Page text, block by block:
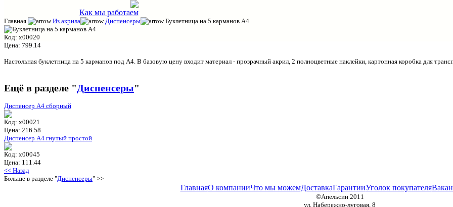
Как мы работаем
Главная Из акрила Диспенсеры Буклетница на 5 карманов А4
Код: x00020
Цена: 799.14
Настольная буклетница на 5 карманов под А4. В базовую цену входит материал - прозрачный акрил, 2 полноцветные наклейки, картонная коробка для
Ещё в разделе "Диспенсеры"
Диспенсер А4 сборный
Код: x00021
Цена: 216.58
Диспенсер А4 гнутый простой
Код: x00045
Цена: 111.44
<< Назад
Больше в разделе "Диспенсеры" >>
ГлавнаяО компанииЧто мы можемДоставкаГарантииУголок покупателя
©Апельсин 2011
ул. Набережно-луговая, 8